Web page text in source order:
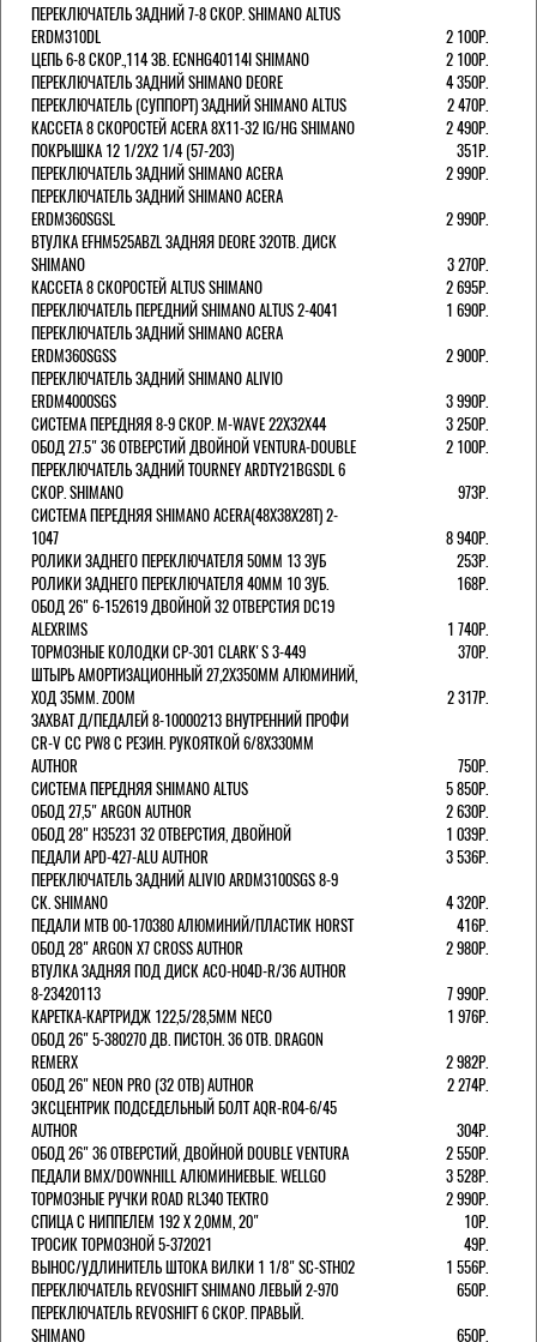
ПЕРЕКЛЮЧАТЕЛЬ ЗАДНИЙ 7-8 СКОР. SHIMANO ALTUS
ERDM310DL
2 100Р.
ЦЕПЬ 6-8 СКОР.,114 ЗВ. ECNHG40114I SHIMANO
2 100Р.
ПЕРЕКЛЮЧАТЕЛЬ ЗАДНИЙ SHIMANO DEORE
4 350Р.
ПЕРЕКЛЮЧАТЕЛЬ (СУППОРТ) ЗАДНИЙ SHIMANO ALTUS
2 470Р.
КАССЕТА 8 СКОРОСТЕЙ ACERA 8Х11-32 IG/HG SHIMANO
2 490Р.
ПОКРЫШКА 12 1/2X2 1/4 (57-203)
351Р.
ПЕРЕКЛЮЧАТЕЛЬ ЗАДНИЙ SHIMANO ACERA
2 990Р.
ПЕРЕКЛЮЧАТЕЛЬ ЗАДНИЙ SHIMANO ACERA
ERDM360SGSL
2 990Р.
ВТУЛКА EFHM525ABZL ЗАДНЯЯ DEORE 32ОТВ. ДИСК
SHIMANO
3 270Р.
КАССЕТА 8 СКОРОСТЕЙ ALTUS SHIMANO
2 695Р.
ПЕРЕКЛЮЧАТЕЛЬ ПЕРЕДНИЙ SHIMANO ALTUS 2-4041
1 690Р.
ПЕРЕКЛЮЧАТЕЛЬ ЗАДНИЙ SHIMANO ACERA
ERDM360SGSS
2 900Р.
ПЕРЕКЛЮЧАТЕЛЬ ЗАДНИЙ SHIMANO ALIVIO
ERDM4000SGS
3 990Р.
СИСТЕМА ПЕРЕДНЯЯ 8-9 СКОР. M-WAVE 22Х32Х44
3 250Р.
ОБОД 27.5" 36 ОТВЕРСТИЙ ДВОЙНОЙ VENTURA-DOUBLE
2 100Р.
ПЕРЕКЛЮЧАТЕЛЬ ЗАДНИЙ TOURNEY ARDTY21BGSDL 6
СКОР. SHIMANO
973Р.
СИСТЕМА ПЕРЕДНЯЯ SHIMANO ACERA(48Х38Х28Т) 2-
1047
8 940Р.
РОЛИКИ ЗАДНЕГО ПЕРЕКЛЮЧАТЕЛЯ 50ММ 13 ЗУБ
253Р.
РОЛИКИ ЗАДНЕГО ПЕРЕКЛЮЧАТЕЛЯ 40ММ 10 ЗУБ.
168Р.
ОБОД 26" 6-152619 ДВОЙНОЙ 32 ОТВЕРСТИЯ DC19
ALEXRIMS
1 740Р.
ТОРМОЗНЫЕ КОЛОДКИ CP-301 CLARK'S 3-449
370Р.
ШТЫРЬ АМОРТИЗАЦИОННЫЙ 27,2Х350ММ АЛЮМИНИЙ,
ХОД 35ММ. ZOOM
2 317Р.
ЗАХВАТ Д/ПЕДАЛЕЙ 8-10000213 ВНУТРЕННИЙ ПРОФИ
CR-V CC PW8 С РЕЗИН. РУКОЯТКОЙ 6/8X330ММ
AUTHOR
750Р.
СИСТЕМА ПЕРЕДНЯЯ SHIMANO ALTUS
5 850Р.
ОБОД 27,5" ARGON AUTHOR
2 630Р.
ОБОД 28" H35231 32 ОТВЕРСТИЯ, ДВОЙНОЙ
1 039Р.
ПЕДАЛИ APD-427-ALU AUTHOR
3 536Р.
ПЕРЕКЛЮЧАТЕЛЬ ЗАДНИЙ ALIVIO ARDM3100SGS 8-9
СК. SHIMANO
4 320Р.
ПЕДАЛИ MTB 00-170380 АЛЮМИНИЙ/ПЛАСТИК HORST
416Р.
ОБОД 28" ARGON X7 CROSS AUTHOR
2 980Р.
ВТУЛКА ЗАДНЯЯ ПОД ДИСК ACO-H04D-R/36 AUTHOR
8-23420113
7 990Р.
КАРЕТКА-КАРТРИДЖ 122,5/28,5ММ NECO
1 976Р.
ОБОД 26" 5-380270 ДВ. ПИСТОН. 36 ОТВ. DRAGON
REMERX
2 982Р.
ОБОД 26" NEON PRO (32 ОТВ) AUTHOR
2 274Р.
ЭКСЦЕНТРИК ПОДСЕДЕЛЬНЫЙ БОЛТ AQR-R04-6/45
AUTHOR
304Р.
ОБОД 26" 36 ОТВЕРСТИЙ, ДВОЙНОЙ DOUBLE VENTURA
2 550Р.
ПЕДАЛИ BMX/DOWNHILL АЛЮМИНИЕВЫЕ. WELLGO
3 528Р.
ТОРМОЗНЫЕ РУЧКИ ROAD RL340 TEKTRO
2 990Р.
СПИЦА С НИППЕЛЕМ 192 Х 2,0ММ, 20"
10Р.
ТРОСИК ТОРМОЗНОЙ 5-372021
49Р.
ВЫНОС/УДЛИНИТЕЛЬ ШТОКА ВИЛКИ 1 1/8" SC-STH02
1 556Р.
ПЕРЕКЛЮЧАТЕЛЬ REVOSHIFT SHIMANO ЛЕВЫЙ 2-970
650Р.
ПЕРЕКЛЮЧАТЕЛЬ REVOSHIFT 6 СКОР. ПРАВЫЙ.
SHIMANO
650Р.